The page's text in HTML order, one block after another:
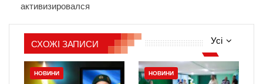
активизировался
Усі
СХОЖІ ЗАПИСИ
НОВИНИ НОВИНИ